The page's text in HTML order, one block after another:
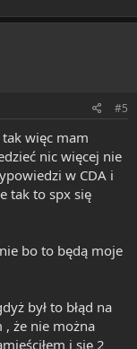
#5
więc mam
nic więcej nie
w CDA i
tak to spx się
bo to będą moje
był to błąd na
, że nie można
i się 2